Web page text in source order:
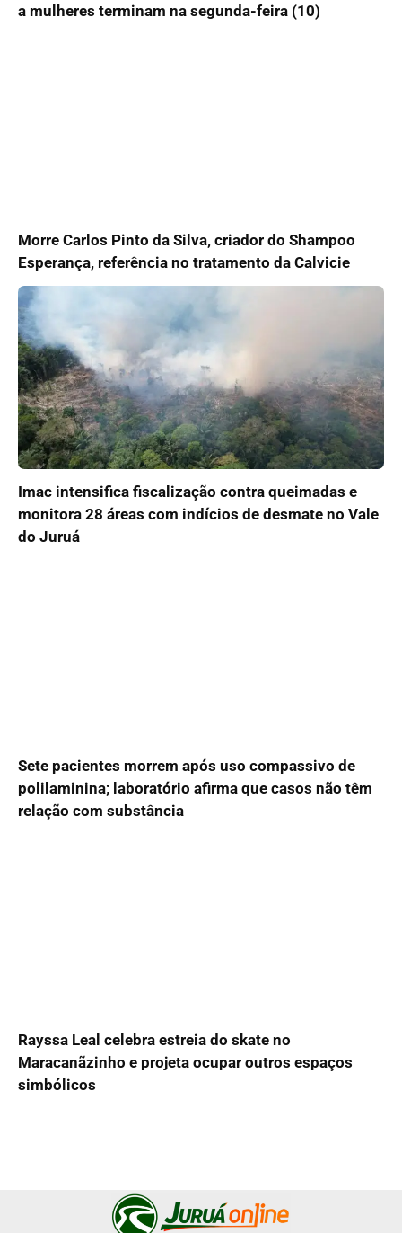
a mulheres terminam na segunda-feira (10)
Morre Carlos Pinto da Silva, criador do Shampoo
Esperança, referência no tratamento da Calvicie
Imac intensifica fiscalização contra queimadas e
monitora 28 áreas com indícios de desmate no Vale
do Juruá
Sete pacientes morrem após uso compassivo de
polilaminina; laboratório afirma que casos não têm
relação com substância
Rayssa Leal celebra estreia do skate no
Maracanãzinho e projeta ocupar outros espaços
simbólicos